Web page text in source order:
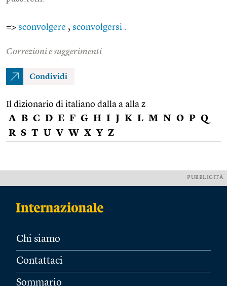
=> sconvolgere , sconvolgersi
Correzioni e suggerimenti
Condividi
Il dizionario di italiano dalla a alla z
A B C D E F G H I J K L M N O P Q
R S T U V W X Y Z
PUBBLICITÀ
Chi siamo
Contattaci
Sommario